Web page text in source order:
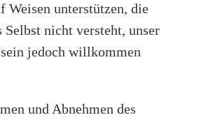
Weisen unterstützen, die
Selbst nicht versteht, unser
jedoch willkommen
und Abnehmen des